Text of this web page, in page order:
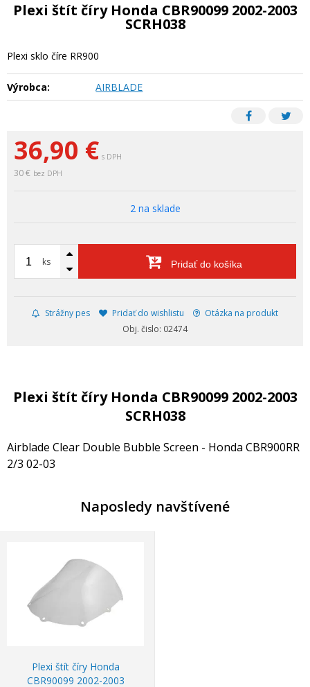
36,90 € s DPH
30 € bez DPH
2 na sklade
ks Pridať do košíka
Strážny pes Pridať do wishlistu
Otázka na produkt
Obj. čislo: 02474
Plexi štít číry Honda CBR90099 2002-2003
SCRH038
Plexi sklo číre RR900
Výrobca: AIRBLADE
Plexi štít číry Honda CBR90099 2002-2003
SCRH038
Airblade Clear Double Bubble Screen - Honda CBR900RR
2/3 02-03
Naposledy navštívené
Plexi štít číry Honda
CBR90099 2002-2003